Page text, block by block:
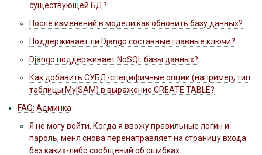
существующей БД?
После изменений в модели как обновить базу данных?
Поддерживает ли Django составные главные ключи?
Django поддерживает NoSQL базы данных?
Как добавить СУБД-специфичные опции (например, тип
таблицы MyISAM) в выражение CREATE TABLE?
FAQ: Админка
Я не могу войти. Когда я ввожу правильные логин и
пароль, меня снова перенаправляет на страницу входа
без каких-либо сообщений об ошибках.